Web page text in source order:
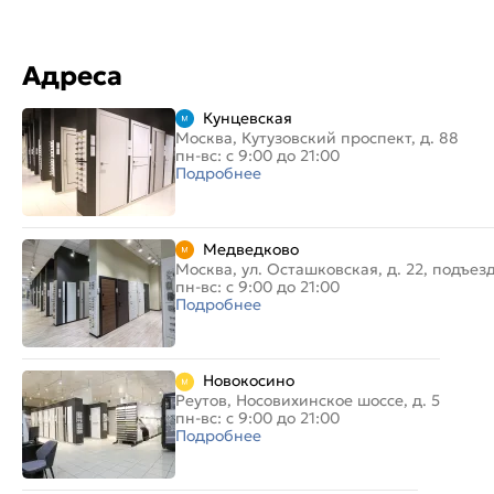
Адреса
Кунцевская
Москва, Кутузовский проспект, д. 88
пн-вс: с 9:00 до 21:00
Подробнее
Медведково
Москва, ул. Осташковская, д. 22,
пн-вс: с 9:00 до 21:00
Подробнее
Новокосино
Реутов, Носовихинское шоссе, д. 5
пн-вс: с 9:00 до 21:00
Подробнее